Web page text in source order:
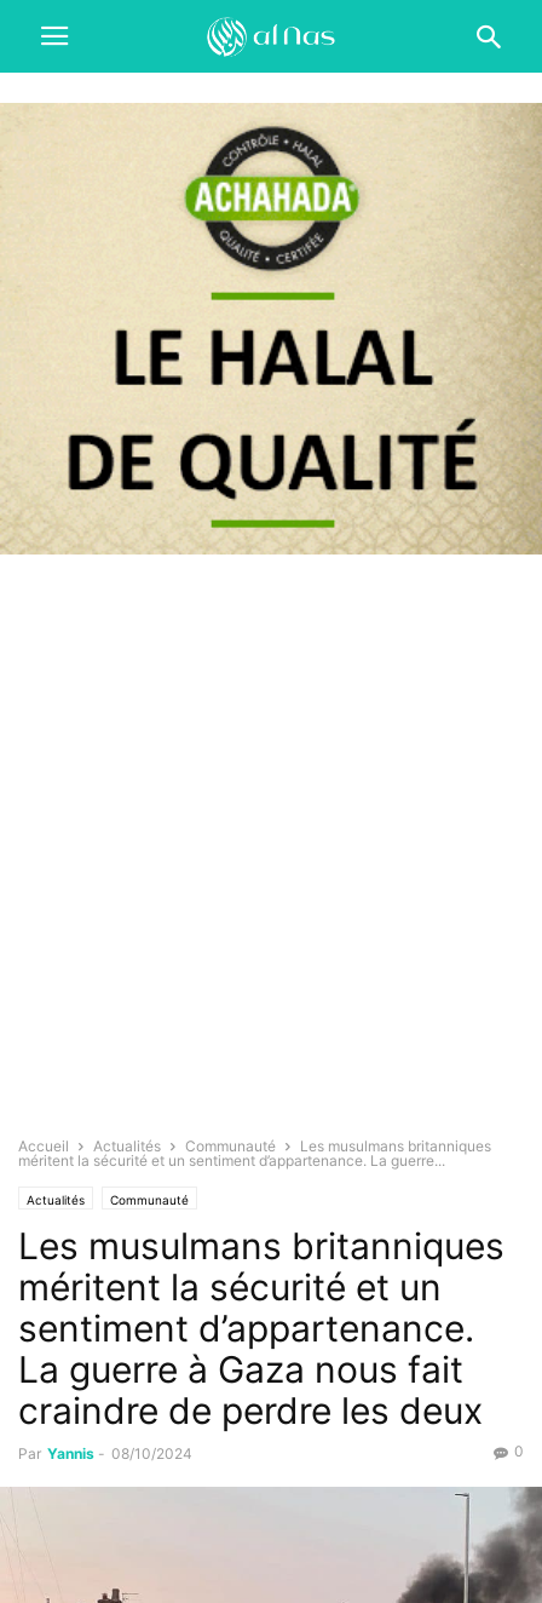
Accueil Actualités Communauté
Les musulmans britanniques
méritent la sécurité et un sentiment d’appartenance. La guerre...
Actualités Communauté
Les musulmans britanniques
méritent la sécurité et un
sentiment d’appartenance.
La guerre à Gaza nous fait
craindre de perdre les deux
Par Yannis - 08/10/2024 0